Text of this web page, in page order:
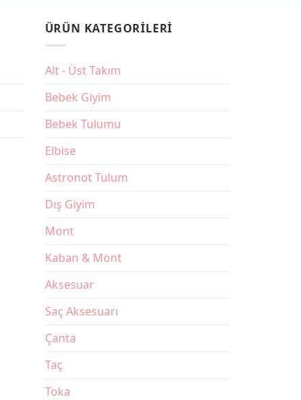
ÜRÜN KATEGORILERI
Alt - Üst Takım
Bebek Giyim
Bebek Tulumu
Elbise
Astronot Tulum
Dış Giyim
Mont
Kaban & Mont
Aksesuar
Saç Aksesuarı
Çanta
Taç
Toka